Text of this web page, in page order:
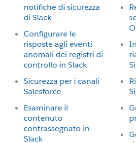
notifiche di sicurezza
di Slack
Configurare le
risposte agli eventi
anomali dei registri di
controllo in Slack
Sicurezza per i canali
Salesforce
Esaminare il
contenuto
contrassegnato in
Slack